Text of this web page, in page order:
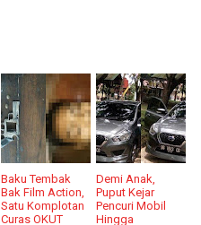
Baku Tembak
Bak Film Action,
Satu Komplotan
Curas OKUT
Demi Anak,
Puput Kejar
Pencuri Mobil
Hingga